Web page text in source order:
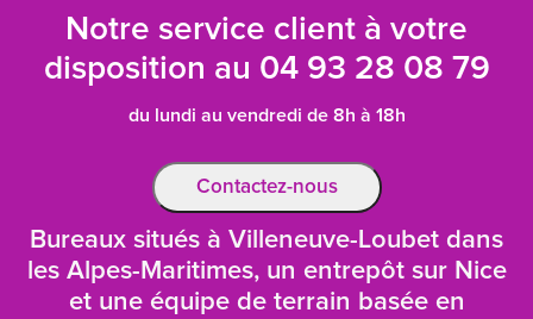
Notre service client à votre
disposition au 04 93 28 08 79
du lundi au vendredi de 8h à 18h
Contactez-nous
Bureaux situés à Villeneuve-Loubet dans
les Alpes-Maritimes, un entrepôt sur Nice
et une équipe de terrain basée en